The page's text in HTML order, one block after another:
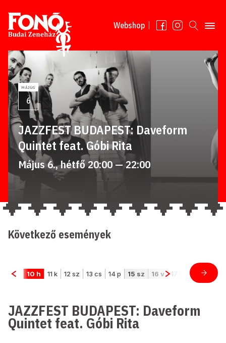
Tovább a tartalomhoz
Webshop
MÁJUS
6
JAZZFEST BUDAPEST: Daveform
Quintet feat. Góbi Rita
Május 6., hétfő 20:00 — 22:00
Következő események
JAZZFEST BUDAPEST: Daveform
Quintet feat. Góbi Rita